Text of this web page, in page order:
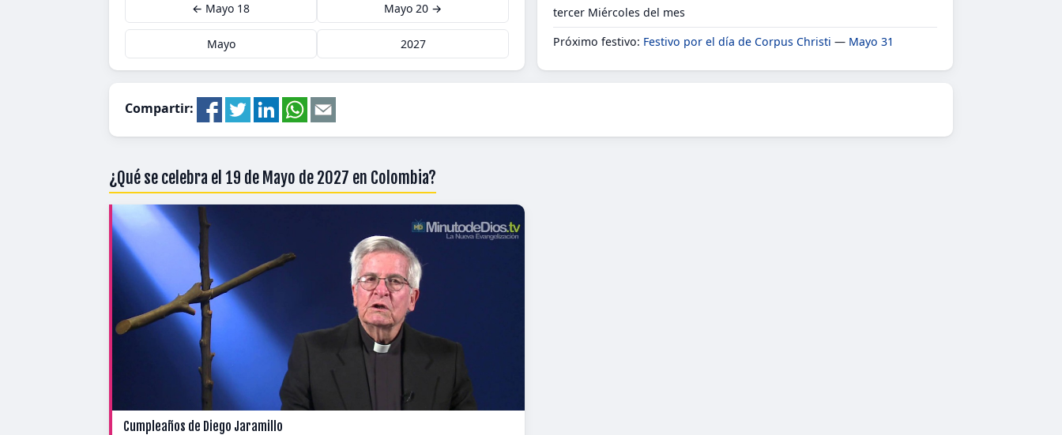
← Mayo 18 Mayo 20 →
Mayo 2027
tercer Miércoles del mes
Próximo festivo: Festivo por el día de Corpus Christi — Mayo 31
Compartir:
¿Qué se celebra el 19 de Mayo de 2027 en Colombia?
Cumpleaños de Diego Jaramillo